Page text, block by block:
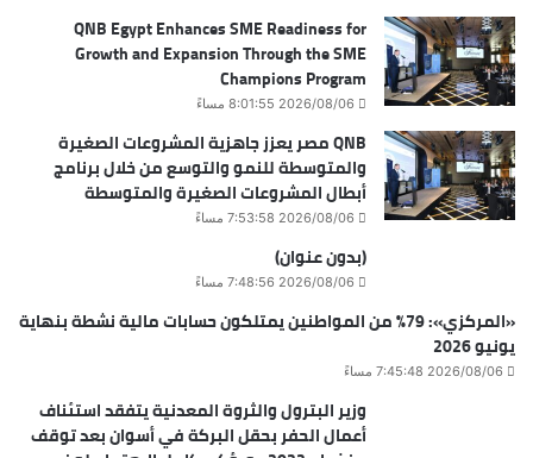
QNB Egypt Enhances SME Readiness for
Growth and Expansion Through the SME
Champions Program
2026/08/06 8:01:55 مساءً
QNB مصر يعزز جاهزية المشروعات الصغيرة
والمتوسطة للنمو والتوسع من خلال برنامج
أبطال المشروعات الصغيرة والمتوسطة
2026/08/06 7:53:58 مساءً
(بدون عنوان)
2026/08/06 7:48:56 مساءً
«المركزي»: 79% من المواطنين يمتلكون حسابات مالية نشطة بنهاية
يونيو 2026
2026/08/06 7:45:48 مساءً
وزير البترول والثروة المعدنية يتفقد استئناف
أعمال الحفر بحقل البركة في أسوان بعد توقف